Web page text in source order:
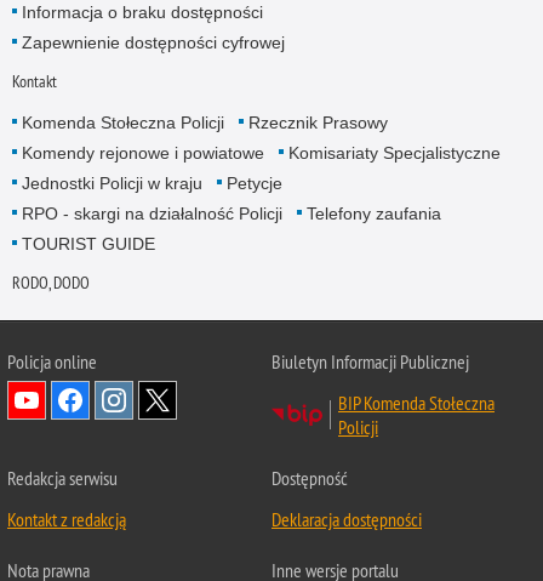
Informacja o braku dostępności
Zapewnienie dostępności cyfrowej
Kontakt
Komenda Stołeczna Policji
Rzecznik Prasowy
Komendy rejonowe i powiatowe
Komisariaty Specjalistyczne
Jednostki Policji w kraju
Petycje
RPO - skargi na działalność Policji
Telefony zaufania
TOURIST GUIDE
RODO, DODO
Policja online
Biuletyn Informacji Publicznej
BIP Komenda Stołeczna
Policji
Redakcja serwisu
Kontakt z redakcją
Dostępność
Deklaracja dostępności
Nota prawna Inne wersje portalu